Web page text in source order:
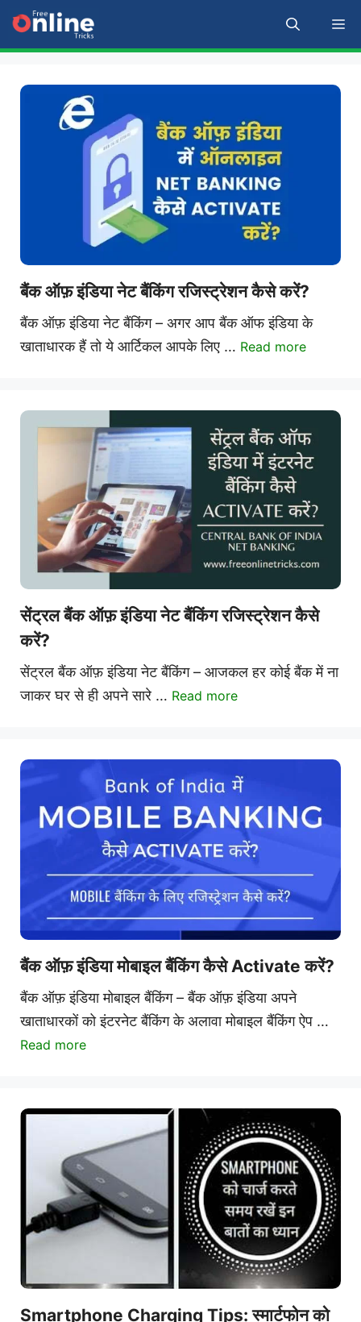
Skip
content
बैंक ऑफ़ इंडिया नेट बैंकिंग रजिस्ट्रेशन कैसे करें?
बैंक ऑफ़ इंडिया नेट बैंकिंग – अगर आप बैंक ऑफ इंडिया के
खाताधारक हैं तो ये आर्टिकल आपके लिए … Read more
सेंट्रल बैंक ऑफ़ इंडिया नेट बैंकिंग रजिस्ट्रेशन कैसे
करें?
सेंट्रल बैंक ऑफ़ इंडिया नेट बैंकिंग – आजकल हर कोई बैंक में ना
जाकर घर से ही अपने सारे … Read more
बैंक ऑफ़ इंडिया मोबाइल बैंकिंग कैसे Activate करें?
बैंक ऑफ़ इंडिया मोबाइल बैंकिंग – बैंक ऑफ़ इंडिया अपने
खाताधारकों को इंटरनेट बैंकिंग के अलावा मोबाइल बैंकिंग ऐप …
Read more
Smartphone Charging Tips: स्मार्टफोन को